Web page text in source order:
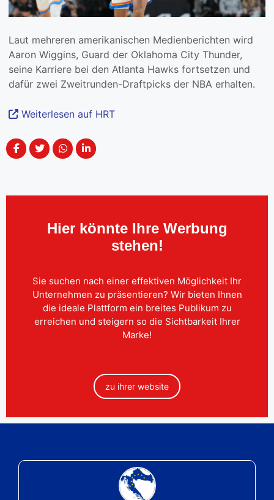
Laut mehreren amerikanischen Medienberichten wird
Aaron Wiggins, Guard der Oklahoma City Thunder,
seine Karriere bei den Atlanta Hawks fortsetzen und
dafür zwei Zweitrunden-Draftpicks der NBA erhalten.
Weiterlesen auf HRT
Hier könnte Ihre Werbung
stehen!
Sie suchen nach einer effektiven Möglichkeit Ihr
Unternehmen zu präsentieren? Wir bieten Ihnen
die ideale Plattform ein breites Publikum zu
erreichen und steigern so die Sichtbarkeit Ihrer
Marke!
zu ihrer website